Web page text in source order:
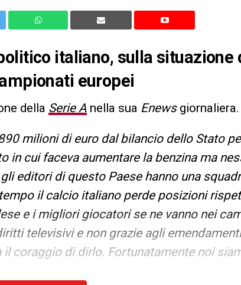
italiano, sulla situazione
europei
della Serie A nella sua Enewsgiornaliera.
milioni di euro dal bilancio dello Stato
in cui faceva aumentare la benzina ma
editori di questo Paese hanno una
il calcio italiano perde posizioni
e i migliori giocatori se ne vanno nei
televisivi e non grazie agli
coraggio di dirlo. Fortunatamente noi